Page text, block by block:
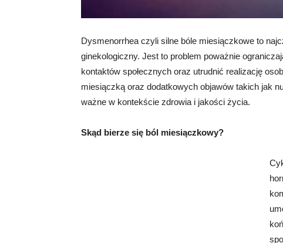
Dysmenorrhea czyli silne bóle miesiączkowe to
ginekologiczny. Jest to problem poważnie
kontaktów społecznych oraz utrudnić realizację
miesiączką oraz dodatkowych objawów takich jak
ważne w kontekście zdrowia i jakości życia.
Skąd bierze się ból miesiączkowy?